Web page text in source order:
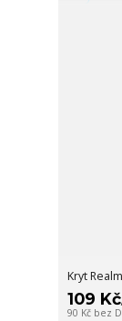
Kryt
109 Kč
90 Kč bez